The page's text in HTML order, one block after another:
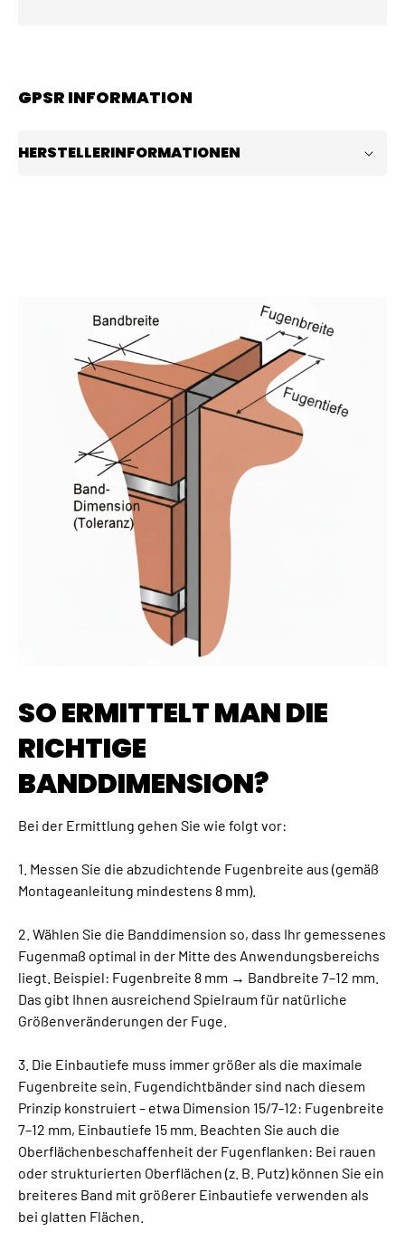
GPSR INFORMATION
HERSTELLERINFORMATIONEN
SO ERMITTELT MAN DIE
RICHTIGE
BANDDIMENSION?
Bei der Ermittlung gehen Sie wie folgt vor:
1. Messen Sie die abzudichtende Fugenbreite aus (gemäß
Montageanleitung mindestens 8 mm).
2. Wählen Sie die Banddimension so, dass Ihr gemessenes
Fugenmaß optimal in der Mitte des Anwendungsbereichs
liegt. Beispiel: Fugenbreite 8 mm → Bandbreite 7–12 mm.
Das gibt Ihnen ausreichend Spielraum für natürliche
Größenveränderungen der Fuge.
3. Die Einbautiefe muss immer größer als die maximale
Fugenbreite sein. Fugendichtbänder sind nach diesem
Prinzip konstruiert – etwa Dimension 15/7-12: Fugenbreite
7–12 mm, Einbautiefe 15 mm. Beachten Sie auch die
Oberflächenbeschaffenheit der Fugenflanken: Bei rauen
oder strukturierten Oberflächen (z. B. Putz) können Sie ein
breiteres Band mit größerer Einbautiefe verwenden als
bei glatten Flächen.